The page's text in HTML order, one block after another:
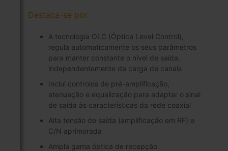
Destaca-se por
A tecnologia OLC (Óptica Level Control),
regula automaticamente os seus parâmetros
para manter constante o nível de saída,
independentemente da carga de canais
Inclui controlos de pré-amplificação,
atenuação e equalização para adaptar o sinal
de saída às características da rede coaxial
Alta tensão de saída (amplificação em RF) e
C/N aprimorada
Ampla gama óptica de recepção